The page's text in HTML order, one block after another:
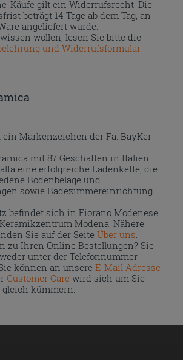
Käufe gilt ein Widerrufsrecht. Die
beträgt 14 Tage ab dem Tag, an
angeliefert wurde.
wollen, lesen Sie bitte die
und Widerrufsformular.
Markenzeichen der Fa. BayKer
mit 87 Geschäften in Italien
eine erfolgreiche Ladenkette, die
Bodenbeläge und
sowie Badezimmereinrichtung
befindet sich in Fiorano Modenese
Modena. Nähere
Sie auf der Seite Über uns
zu Ihren Online Bestellungen? Sie
unter der Telefonnummer
können an unsereE-Mail Adresse
Customer Care wird sich um Sie
kümmern.